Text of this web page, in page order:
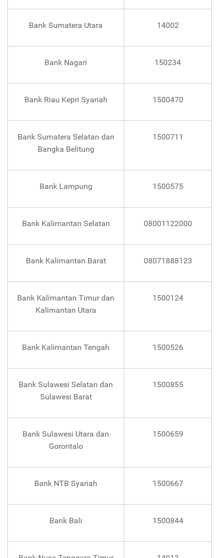
Bank Sumatera Utara 14002
Bank Nagari 150234
Bank Riau Kepri Syariah 1500470
Bank Sumatera Selatan dan
Bangka Belitung
1500711
Bank Lampung 1500575
Bank Kalimantan Selatan 08001122000
Bank Kalimantan Barat 08071888123
Bank Kalimantan Timur dan
Kalimantan Utara
1500124
Bank Kalimantan Tengah 1500526
Bank Sulawesi Selatan dan
Sulawesi Barat
1500855
Bank Sulawesi Utara dan
Gorontalo
1500659
Bank NTB Syariah 1500667
Bank Bali 1500844